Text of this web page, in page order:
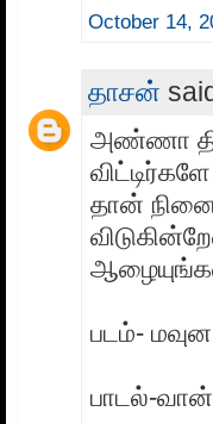
October 14,
தாசன்
அண்ணா
தான்
படம்-
பாடல்-வான்